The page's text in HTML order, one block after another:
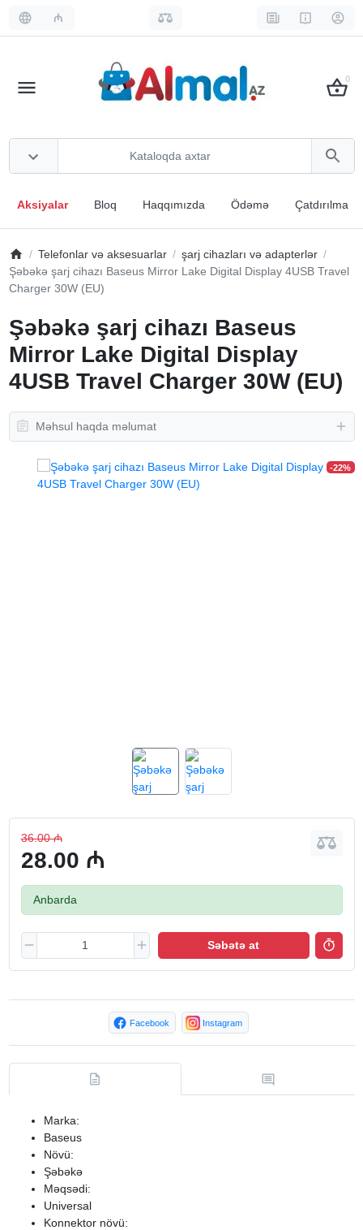
₼
0
Aksiyalar Bloq Haqqımızda Ödəmə Çatdırılma
Telefonlar və aksesuarlar
şarj cihazları və adapterlər
Şəbəkə şarj cihazı Baseus Mirror Lake Digital Display 4USB Travel
Charger 30W (EU)
Şəbəkə şarj cihazı Baseus
Mirror Lake Digital Display
4USB Travel Charger 30W (EU)
Məhsul haqda məlumat
-22%
36.00 ₼
28.00 ₼
Anbarda
Səbətə at
Facebook Instagram
Marka:
Baseus
Növü:
Şəbəkə
Məqsədi:
Universal
Konnektor növü: